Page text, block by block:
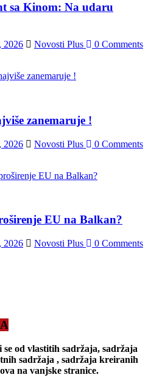
sa Kinom: Na udaru
2026 Novosti Plus
0 Comments
zanemaruje !
2026 Novosti Plus
0 Comments
EU na Balkan?
2026 Novosti Plus
0 Comments
od vlastitih sadržaja, sadržaja
sadržaja , sadržaja kreiranih
na vanjske stranice.